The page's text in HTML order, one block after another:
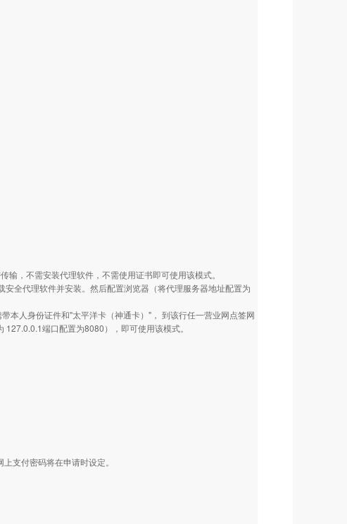
，不需安装代理软件，不需使用证书即可使用该模式。
全代理软件并安装。然后配置浏览器（将代理服务器地址配置为
本人身份证件和"太平洋卡（神通卡）"， 到该行任一营业网点签网
端口配置为8080），即可使用该模式。
支付密码将在申请时设定。